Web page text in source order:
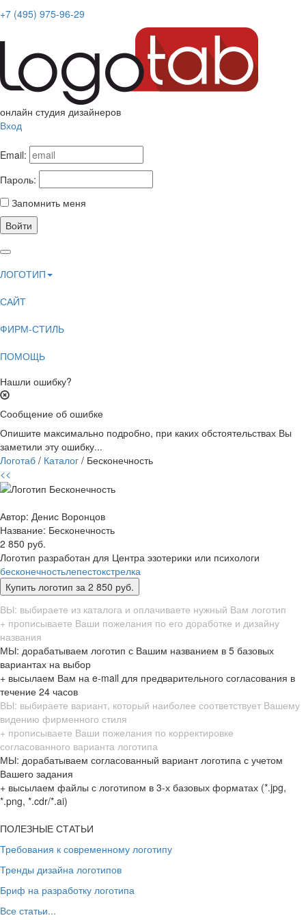
+7 (495) 975-96-29
онлайн студия дизайнеров
Вход
Email:
Пароль:
Запомнить меня
Войти
ЛОГОТИП
САЙТ
ФИРМ-СТИЛЬ
ПОМОЩЬ
Нашли ошибку?
Сообщение об ошибке
Опишите максимально подробно, при каких обстоятельствах Вы
заметили эту ошибку...
Логотаб / Каталог / Бесконечность
<<
Автор: Денис Воронцов
Название: Бесконечность
2 850 руб.
Логотип разработан для Центра эзотерики или психологи
бесконечностьлепестокстрелка
ВЫ: выбираете из каталога и оплачиваете нужный Вам логотип
+ прописываете Ваши пожелания по его доработке и дизайну
названия
МЫ: дорабатываем логотип с Вашим названием в 5 базовых
вариантах на выбор
+ высылаем Вам на e-mail для предварительного согласования в
течение 24 часов
ВЫ: выбираете вариант, который наиболее соответствует Вашему
видению фирменного стиля
+ прописываете Ваши пожелания по корректировке
согласованного варианта логотипа
МЫ: дорабатываем согласованный вариант логотипа с учетом
Вашего задания
+ высылаем файлы с логотипом в 3-х базовых форматах (*.jpg,
*.png, *.cdr/*.ai)
ПОЛЕЗНЫЕ СТАТЬИ
Требования к современному логотипу
Тренды дизайна логотипов
Бриф на разработку логотипа
Все статьи...